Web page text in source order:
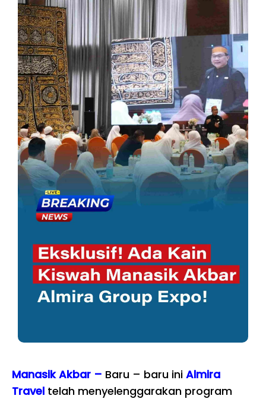
Manasik Akbar – Baru – baru ini Almira
Travel telah menyelenggarakan program